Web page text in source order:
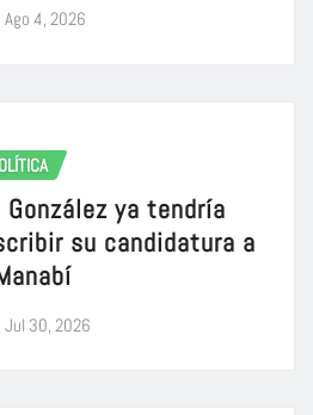
Ago 4, 2026
González ya tendría
su candidatura a
Jul 30, 2026